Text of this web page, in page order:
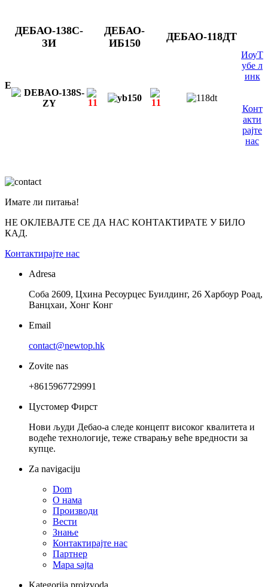
E
ДЕБАО-138С-
ЗИ
ДЕБАО-
ИБ150
ДЕБАО-118ДТ
ИоуТ
убе л
инк
Конт
акти
рајте
нас
Имате ли питања!
НЕ ОКЛЕВАЈТЕ СЕ ДА НАС КОНТАКТИРАТЕ У БИЛО
КАД.
Контактирајте нас
Adresa
Соба 2609, Цхина Ресоурцес Буилдинг, 26 Харбоур Роад,
Ванцхаи, Хонг Конг
Email
contact@newtop.hk
Zovite nas
+8615967729991
Цустомер Фирст
Нови људи Дебао-а следе концепт високог квалитета и
водеће технологије, теже стварању веће вредности за
купце.
Za navigaciju
Dom
О нама
Производи
Вести
Знање
Контактирајте нас
Партнер
Mapa sajta
Kategorija proizvoda